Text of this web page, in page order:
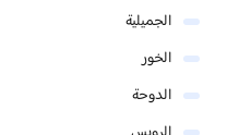
الجميلية
الخور
الدوحة